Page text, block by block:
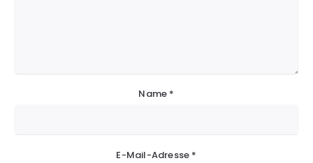
Name *
E-Mail-Adresse *